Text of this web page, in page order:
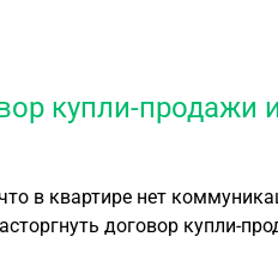
купли-продажи
в квартире нет
договор купли-